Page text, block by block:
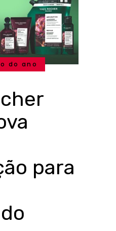
do ano
para